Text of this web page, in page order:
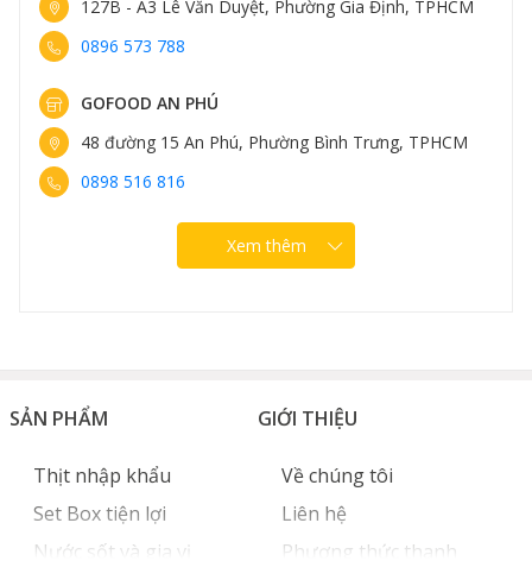
127B - A3 Lê Văn Duyệt, Phường Gia Định, TPHCM
0896 573 788
GOFOOD AN PHÚ
48 đường 15 An Phú, Phường Bình Trưng, TPHCM
0898 516 816
Xem thêm
SẢN PHẨM
Thịt nhập khẩu
Set Box tiện lợi
Nước sốt và gia vị
GIỚI THIỆU
Về chúng tôi
Liên hệ
Phương thức thanh